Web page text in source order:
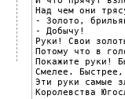
Над чем они
- Золото,
- Добычу!
Руки! Свои
Потому что в
Покажите руки!
Смелее.
Эти руки самые
Королевства